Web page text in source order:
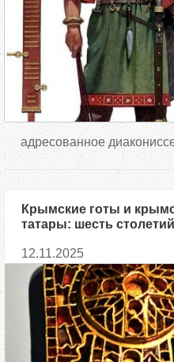
д
ь
адресованное
Крымские готы и
татары: шесть
12.11.2025